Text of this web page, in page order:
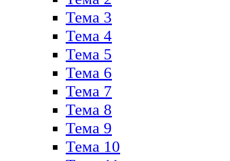
Тема 3
Тема 4
Тема 5
Тема 6
Тема 7
Тема 8
Тема 9
Тема 10